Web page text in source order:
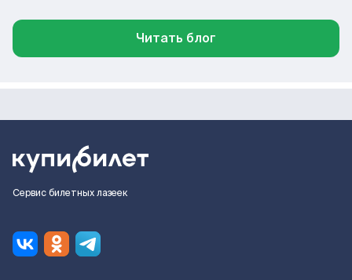
Читать блог
Сервис билетных лазеек